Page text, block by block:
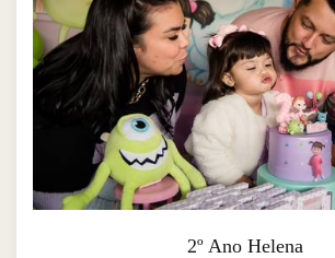
2º Ano Helena